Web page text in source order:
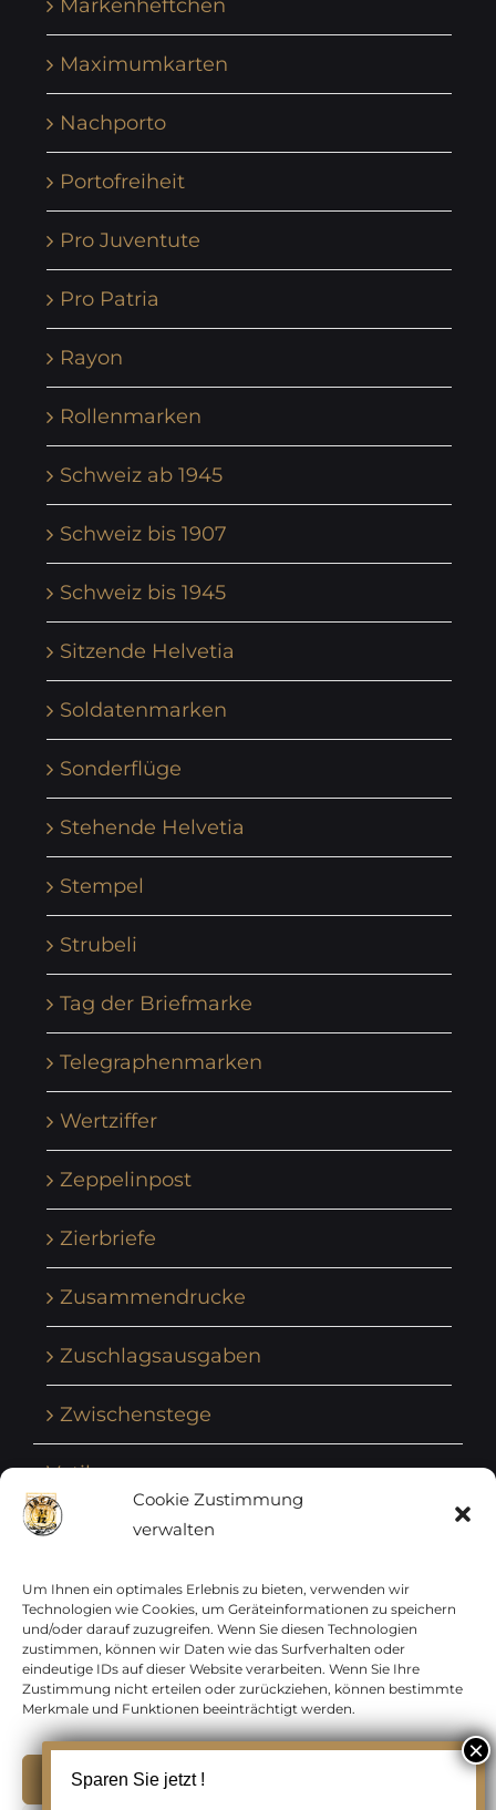
Cookie Zustimmung
verwalten
Um Ihnen ein optimales Erlebnis zu bieten, verwenden wir
Technologien wie Cookies, um Geräteinformationen zu speichern
und/oder darauf zuzugreifen. Wenn Sie diesen Technologien
zustimmen, können wir Daten wie das Surfverhalten oder
eindeutige IDs auf dieser Website verarbeiten. Wenn Sie Ihre
Zustimmung nicht erteilen oder zurückziehen, können bestimmte
Merkmale und Funktionen beeinträchtigt werden.
Markenheftchen
Maximumkarten
Nachporto
Portofreiheit
Pro Juventute
Pro Patria
Rayon
Rollenmarken
Schweiz ab 1945
Schweiz bis 1907
Schweiz bis 1945
Sitzende Helvetia
Soldatenmarken
Sonderflüge
Stehende Helvetia
Stempel
Strubeli
Tag der Briefmarke
Telegraphenmarken
Wertziffer
Zeppelinpost
Zierbriefe
Zusammendrucke
Zuschlagsausgaben
Zwischenstege
Vatikan
Vereinte Nationen
Vorphilatelie
Zensurbelege Österreich
Zensurbelege Schweiz
Sparen Sie jetzt !